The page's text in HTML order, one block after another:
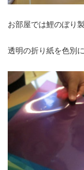
お部屋では鯉のぼり
透明の折り紙を色別